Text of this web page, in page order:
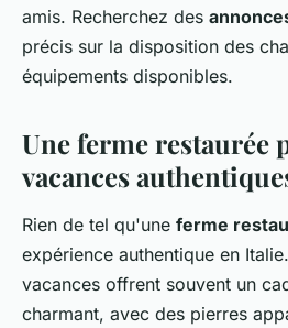
amis. Recherchez des
précis sur la disposition des
équipements disponibles.
Une ferme restaurée
vacances
Rien de tel qu'une ferme
expérience authentique en
vacances offrent souvent un
charmant, avec des pierres